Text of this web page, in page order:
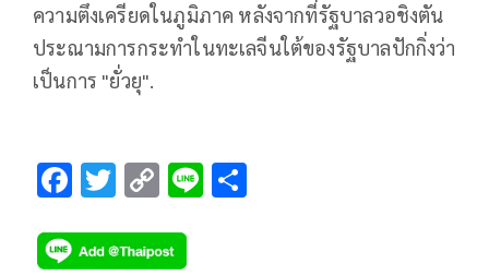
ความตึงเครียดในภูมิภาค หลังจากที่รัฐบาลวอชิงตัน
ประณามการกระทำในทะเลจีนใต้ของรัฐบาลปักกิ่งว่า
เป็นการ "ยั่วยุ".
F
e
T
tt
C
p
Li